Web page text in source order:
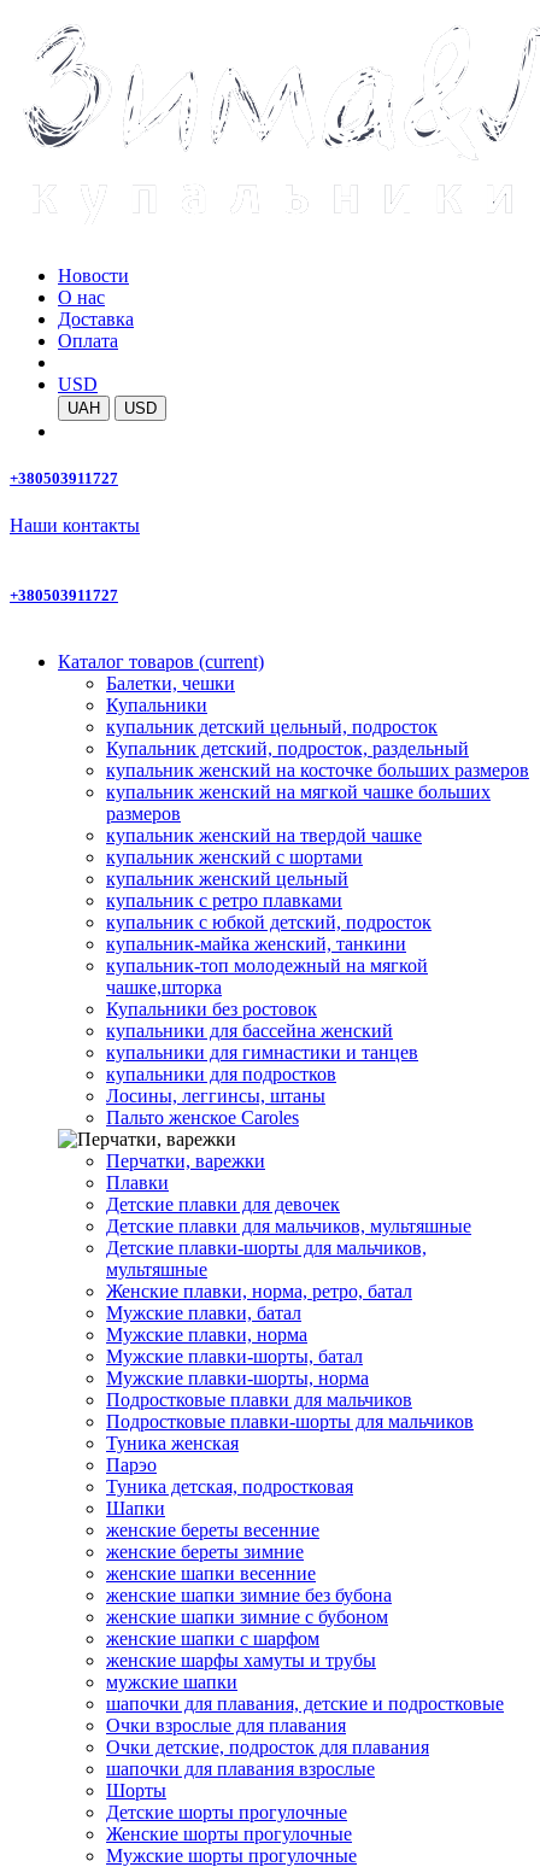
Новости
О нас
Доставка
Оплата
USD
UAH USD
+380503911727
Наши контакты
+380503911727
Каталог товаров (current)
Балетки, чешки
Купальники
купальник детский цельный, подросток
Купальник детский, подросток, раздельный
купальник женский на косточке больших размеров
купальник женский на мягкой чашке больших
размеров
купальник женский на твердой чашке
купальник женский с шортами
купальник женский цельный
купальник с ретро плавками
купальник с юбкой детский, подросток
купальник-майка женский, танкини
купальник-топ молодежный на мягкой
чашке,шторка
Купальники без ростовок
купальники для бассейна женский
купальники для гимнастики и танцев
купальники для подростков
Лосины, леггинсы, штаны
Пальто женское Caroles
Перчатки, варежки
Плавки
Детские плавки для девочек
Детские плавки для мальчиков, мультяшные
Детские плавки-шорты для мальчиков,
мультяшные
Женские плавки, норма, ретро, батал
Мужские плавки, батал
Мужские плавки, норма
Мужские плавки-шорты, батал
Мужские плавки-шорты, норма
Подростковые плавки для мальчиков
Подростковые плавки-шорты для мальчиков
Туникa женская
Парэо
Туника детская, подростковая
Шапки
женские береты весенние
женские береты зимние
женские шапки весенние
женские шапки зимние без бубона
женские шапки зимние с бубоном
женские шапки с шарфом
женские шарфы хамуты и трубы
мужские шапки
шапочки для плавания, детские и подростковые
Очки взрослые для плавания
Очки детские, подросток для плавания
шапочки для плавания взрослые
Шорты
Детские шорты прогулочные
Женские шорты прогулочные
Мужские шорты прогулочные